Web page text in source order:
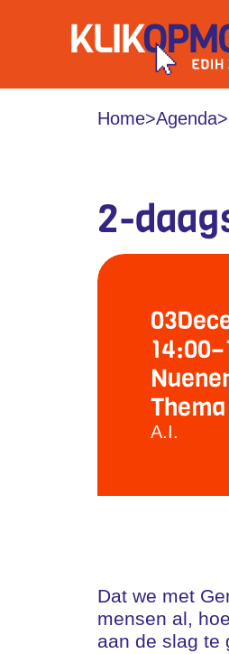
Home>Agenda>
2-
03
14:00–
Thema
A.I.
Dat we met
mensen al,
aan de slag te